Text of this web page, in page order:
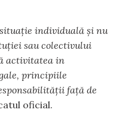
individuală și nu
sau colectivului
activitatea in
principiile
față de
oficial.